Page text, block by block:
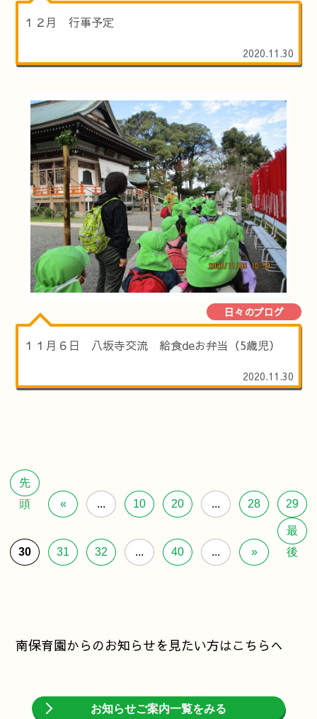
１２月 行事予定
2020.11.30
日々のブログ
１１月６日 八坂寺交流 給食deお弁当（5歳児）
2020.11.30
先
頭
« ... 10 20 ... 28 29
30 31 32 ... 40 ... »
最
後
南保育園からのお知らせを見たい方はこちらへ
お知らせご案内一覧をみる